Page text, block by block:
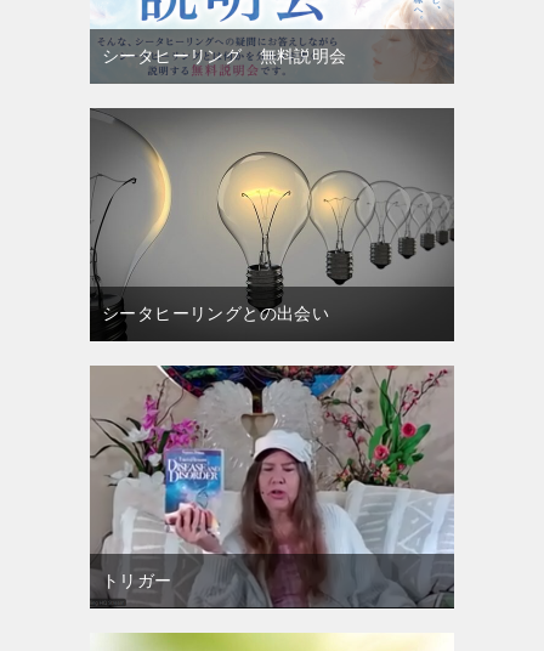
シータヒーリング 無料説明会
シータヒーリングとの出会い
トリガー